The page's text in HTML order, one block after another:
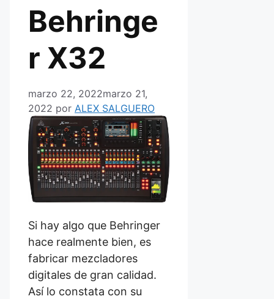
Behringe
r X32
marzo 22, 2022marzo 21,
2022 por ALEX SALGUERO
Si hay algo que Behringer
hace realmente bien, es
fabricar mezcladores
digitales de gran calidad.
Así lo constata con su